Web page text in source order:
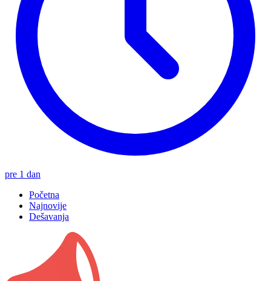
pre 1 dan
Početna
Najnovije
Dešavanja